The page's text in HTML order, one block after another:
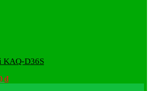
KAQ-D36S
₫Giá